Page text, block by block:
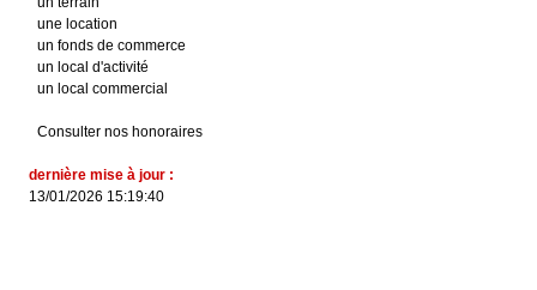
une location
un fonds de commerce
un local d'activité
un local commercial
Consulter nos honoraires
dernière mise à jour :
13/01/2026 15:19:40